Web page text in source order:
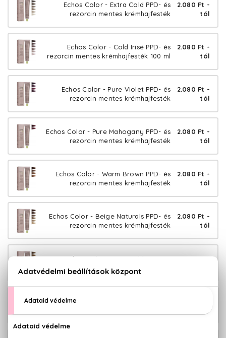
Echos Color - Extra Cold PPD- és
rezorcin mentes krémhajfesték
2.080 Ft -
tól
Echos Color - Cold Irisé PPD- és
rezorcin mentes krémhajfesték 100 ml
2.080 Ft -
tól
Echos Color - Pure Violet PPD- és
rezorcin mentes krémhajfesték
2.080 Ft -
tól
Echos Color - Pure Mahogany PPD- és
rezorcin mentes krémhajfesték
2.080 Ft -
tól
Echos Color - Warm Brown PPD- és
rezorcin mentes krémhajfesték
2.080 Ft -
tól
Echos Color - Beige Naturals PPD- és
rezorcin mentes krémhajfesték
2.080 Ft -
tól
Echos Color - Pure Gold PPD- és
rezorcin mentes krémhajfesték
2.080 Ft -
Echos Color - Pure Red PPD- és